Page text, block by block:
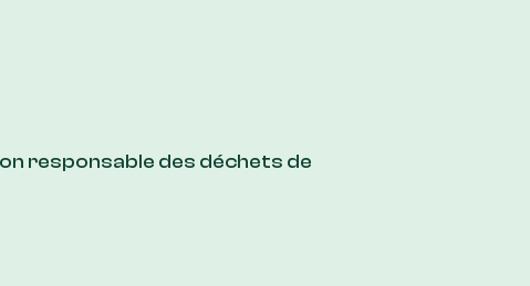
responsable des déchets de